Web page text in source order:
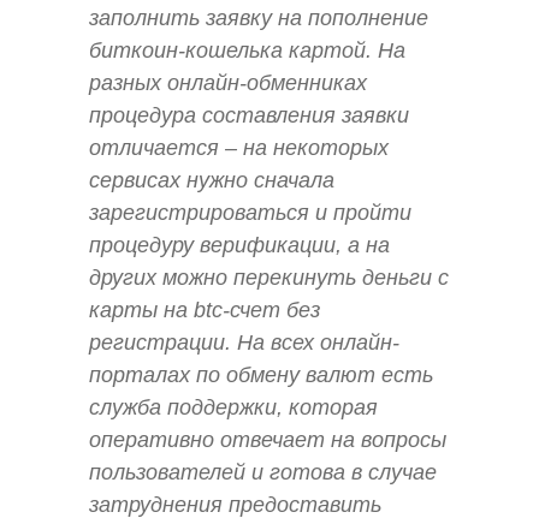
заполнить заявку на пополнение
биткоин-кошелька картой. На
разных онлайн-обменниках
процедура составления заявки
отличается – на некоторых
сервисах нужно сначала
зарегистрироваться и пройти
процедуру верификации, а на
других можно перекинуть деньги с
карты на btc-счет без
регистрации. На всех онлайн-
порталах по обмену валют есть
служба поддержки, которая
оперативно отвечает на вопросы
пользователей и готова в случае
затруднения предоставить